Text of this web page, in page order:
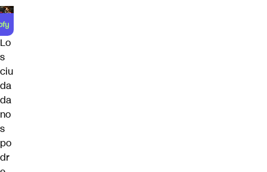
Lo
s
ciu
da
da
no
s
po
dr